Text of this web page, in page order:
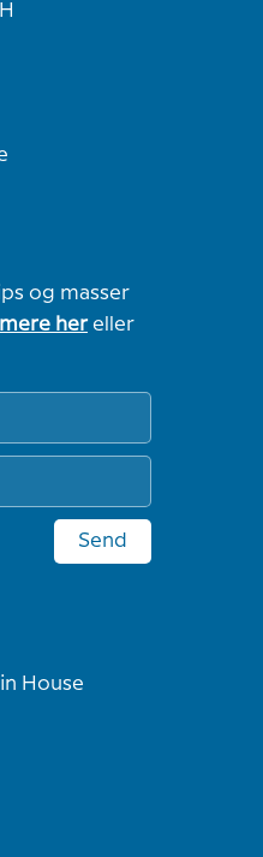
og masser
hereller
Send
House